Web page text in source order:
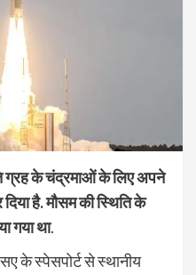
ग्रह के चंद्रमाओं के लिए अपने
है. मौसम की स्थिति के
गया था.
के स्पेसपोर्ट से स्थानीय